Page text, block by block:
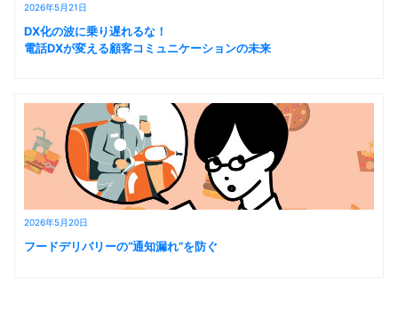
2026年5月21日
DX化の波に乗り遅れるな！
電話DXが変える顧客コミュニケーションの未来
2026年5月20日
フードデリバリーの“通知漏れ”を防ぐ